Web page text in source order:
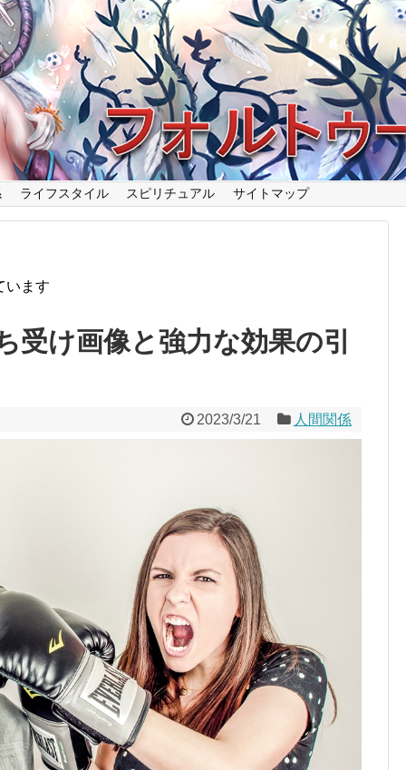
ライフスタイル スピリチュアル サイトマップ
います
受け画像と強力な効果の引
2023/3/21 人間関係